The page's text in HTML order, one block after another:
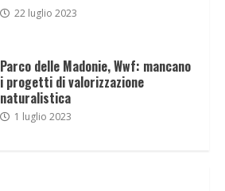
22 luglio 2023
Parco delle Madonie, Wwf: mancano
i progetti di valorizzazione
naturalistica
1 luglio 2023